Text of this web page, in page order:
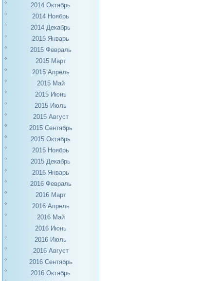
2014 Октябрь
2014 Ноябрь
2014 Декабрь
2015 Январь
2015 Февраль
2015 Март
2015 Апрель
2015 Май
2015 Июнь
2015 Июль
2015 Август
2015 Сентябрь
2015 Октябрь
2015 Ноябрь
2015 Декабрь
2016 Январь
2016 Февраль
2016 Март
2016 Апрель
2016 Май
2016 Июнь
2016 Июль
2016 Август
2016 Сентябрь
2016 Октябрь